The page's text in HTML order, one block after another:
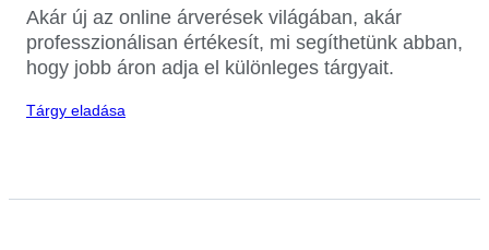
Akár új az online árverések világában, akár
professzionálisan értékesít, mi segíthetünk abban,
hogy jobb áron adja el különleges tárgyait.
Tárgy eladása